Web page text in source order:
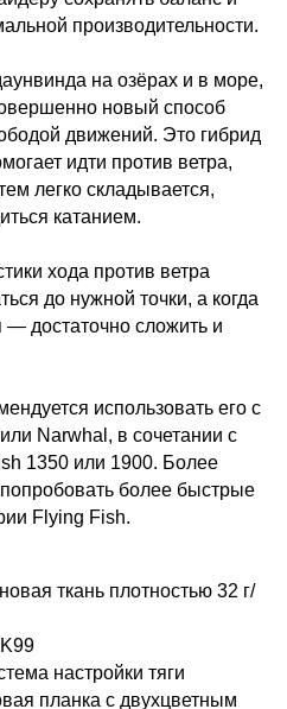
производительности.
на озёрах и в море,
новый способ
движений. Это гибрид
идти против ветра,
легко складывается,
катанием.
хода против ветра
до нужной точки, а когда
— достаточно сложить и
использовать его с
Narwhal, в сочетании с
1350 или 1900. Более
более быстрые
Flying Fish.
ткань плотностью 32 г/
настройки тяги
планка с двухцветным